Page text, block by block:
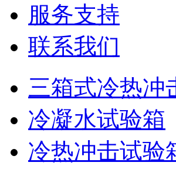
服务支持
联系我们
三箱式冷热冲
冷凝水试验箱
冷热冲击试验